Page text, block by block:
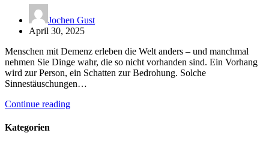
Jochen Gust
April 30, 2025
Menschen mit Demenz erleben die Welt anders – und manchmal
nehmen Sie Dinge wahr, die so nicht vorhanden sind. Ein Vorhang
wird zur Person, ein Schatten zur Bedrohung. Solche
Sinnestäuschungen…
Continue reading
Kategorien